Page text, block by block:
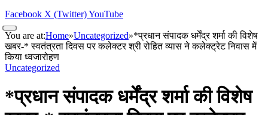
Facebook X (Twitter)YouTube
You are at:Home»Uncategorized»*प्रधान संपादक धर्मेंद्र शर्मा की विशेष
खबर-* स्वतंत्रता दिवस पर कलेक्टर श्री रोहित व्यास ने कलेक्ट्रेट निवास में
किया ध्वजारोहण
Uncategorized
*प्रधान संपादक धर्मेंद्र शर्मा की विशेष